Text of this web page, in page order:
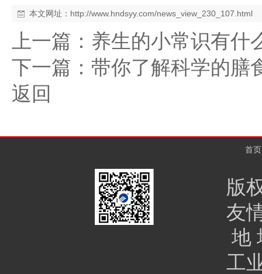
本文网址： http://www.hndsyy.com/news_view_230_107.html
上一篇： 养生的小常识有什
下一篇： 带你了解科学的膳
返回
首页
版
友
地
工